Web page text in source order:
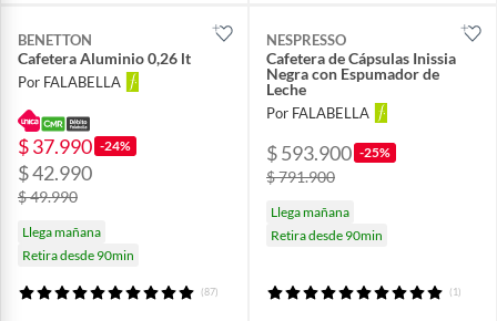
BENETTON
Cafetera Aluminio 0,26 lt
Por FALABELLA
$ 37.990 -24%
$ 42.990
$ 49.990
Llega mañana
Retira desde 90min
(87)
NESPRESSO
Cafetera de Cápsulas Inissia
Negra con Espumador de
Leche
Por FALABELLA
$ 593.900 -25%
$ 791.900
Llega mañana
Retira desde 90min
(1)